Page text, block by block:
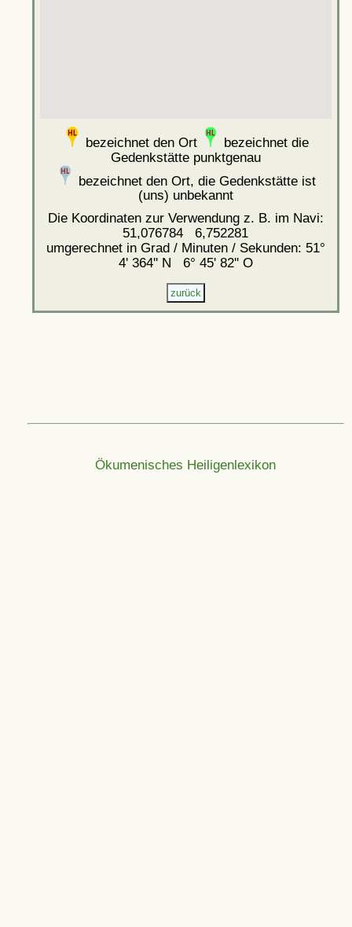
bezeichnet den Ort
bezeichnet die
Gedenkstätte punktgenau
bezeichnet den Ort, die Gedenkstätte ist
(uns) unbekannt
Die Koordinaten zur Verwendung z. B. im Navi:
51,076784 6,752281
umgerechnet in Grad / Minuten / Sekunden: 51°
4' 364'' N 6° 45' 82'' O
Ökumenisches Heiligenlexikon